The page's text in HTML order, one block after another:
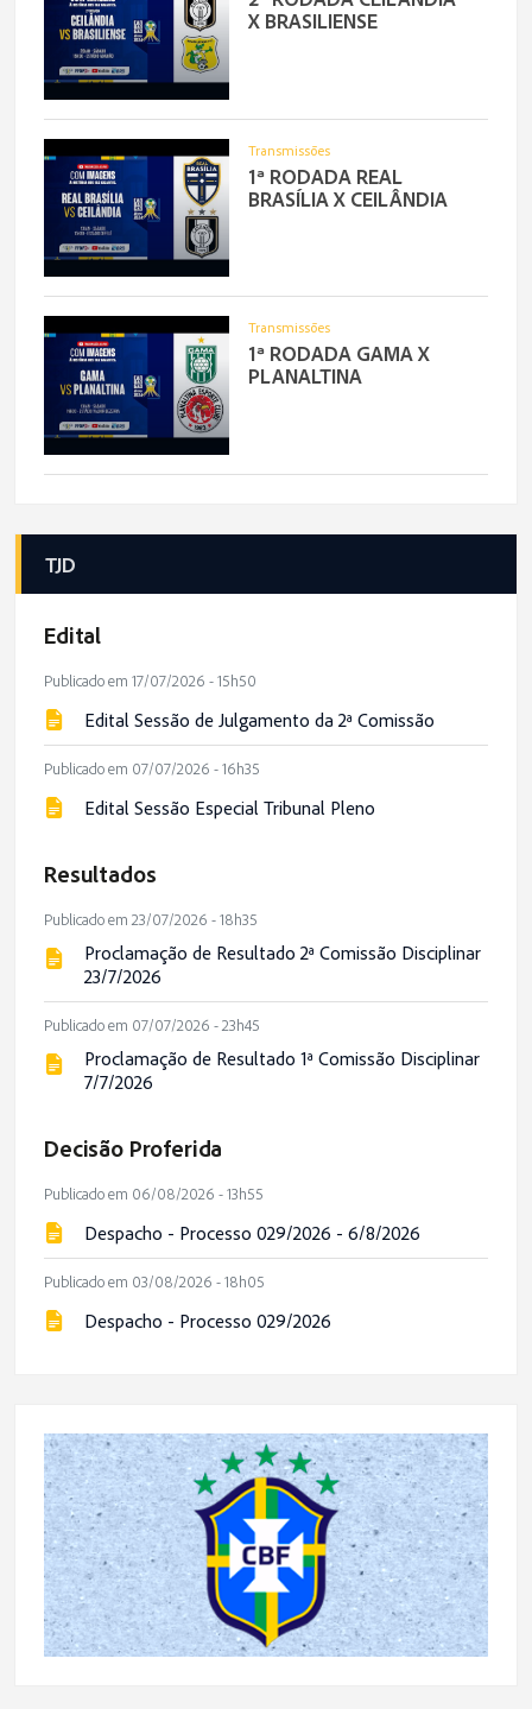
X BRASILIENSE
Transmissões
1ª RODADA REAL
BRASÍLIA X CEILÂNDIA
Transmissões
1ª RODADA GAMA X
PLANALTINA
TJD
Edital
Publicado em 17/07/2026 - 15h50
Edital Sessão de Julgamento da 2ª Comissão
Publicado em 07/07/2026 - 16h35
Edital Sessão Especial Tribunal Pleno
Resultados
Publicado em 23/07/2026 - 18h35
Proclamação de Resultado 2ª Comissão Disciplinar
23/7/2026
Publicado em 07/07/2026 - 23h45
Proclamação de Resultado 1ª Comissão Disciplinar
7/7/2026
Decisão Proferida
Publicado em 06/08/2026 - 13h55
Despacho - Processo 029/2026 - 6/8/2026
Publicado em 03/08/2026 - 18h05
Despacho - Processo 029/2026